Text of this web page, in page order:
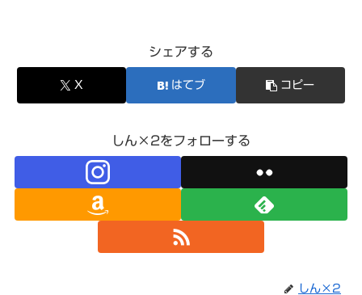
シェアする
X はてブ コピー
しん×2をフォローする
しん×2